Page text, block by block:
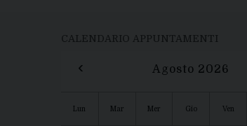
CALENDARIO APPUNTAMENTI
‹ Agosto 2026
Lun Mar Mer Gio Ven